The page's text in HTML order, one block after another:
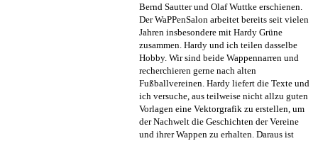
Bernd Sautter und Olaf Wuttke erschienen.
Der WaPPenSalon arbeitet bereits seit vielen
Jahren insbesondere mit Hardy Grüne
zusammen. Hardy und ich teilen dasselbe
Hobby. Wir sind beide Wappennarren und
recherchieren gerne nach alten
Fußballvereinen. Hardy liefert die Texte und
ich versuche, aus teilweise nicht allzu guten
Vorlagen eine Vektorgrafik zu erstellen, um
der Nachwelt die Geschichten der Vereine
und ihrer Wappen zu erhalten. Daraus ist